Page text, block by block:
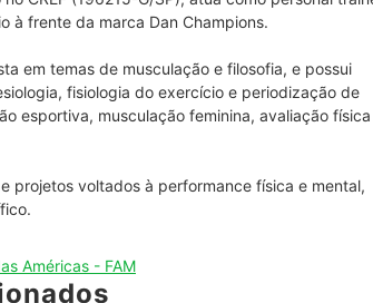
à frente da marca Dan Champions.
em temas de musculação e filosofia, e possui
fisiologia do exercício e periodização de
esportiva, musculação feminina, avaliação
projetos voltados à performance física e mental,
Américas - FAM